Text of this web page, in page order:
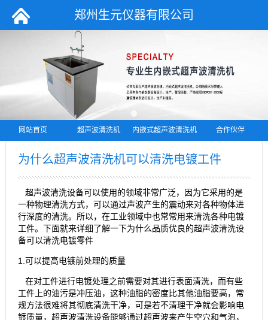
郑州生元仪器有限公司
网站首页 超声波清洗机 内嵌式超声波清洗机 合作伙伴
为什么超声波清洗机可以清洗电镀工件
超声波清洗设备可以使用的领域非常广泛，因为它采用的是
一种物理清洗方式，可以通过声波产生的震动来对各种物体进
行深度的清洗。所以，在工业领域中也常常用来清洗各种电镀
工件。下面就来详细了解一下为什么品质优良的超声波清洗设
备可以清洗电镀零件
1.可以提高电镀前处理的质量
在对工件进行电镀处理之前需要对其进行表面清洗，而有些
工件上的油污是冲压油，这种油脂的密度比其他油脂要高，常
规方法很难将其彻底清洗干净，可是若不清理干净就会影响电
镀质量，超声波清洗设备能够通过超声波来产生空穴和气泡，